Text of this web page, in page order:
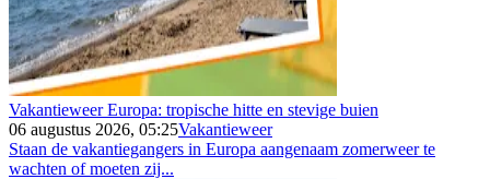
Vakantieweer Europa: tropische hitte en stevige buien
06 augustus 2026, 05:25Vakantieweer
Staan de vakantiegangers in Europa aangenaam zomerweer te
wachten of moeten zij...